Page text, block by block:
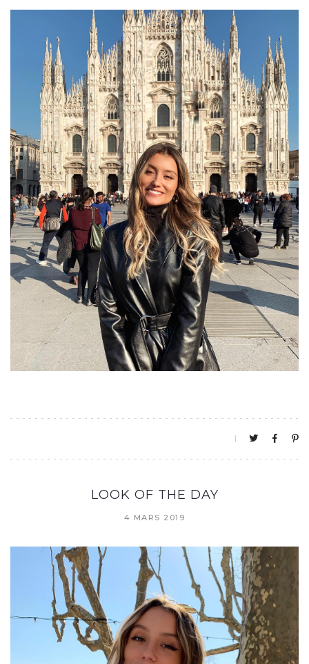
LOOK OF THE DAY
4 MARS 2019